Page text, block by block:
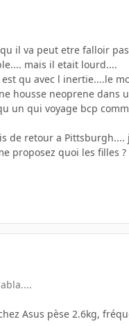
il va peut etre falloir
mais il etait lourd....
qu avec l inertie....le
housse neoprene dans
un qui voyage bcp
de retour a
proposez quoi les filles ?
Asus pèse 2.6kg,